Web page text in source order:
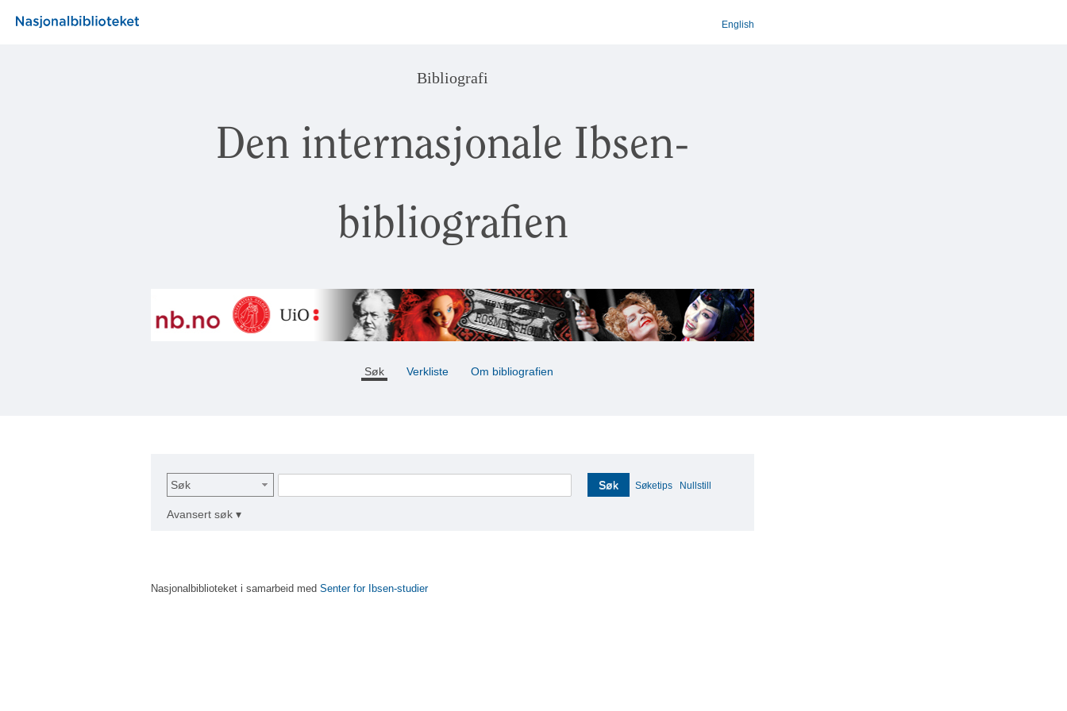
English
Bibliografi
Den internasjonale Ibsen-
bibliografien
Søk Verkliste Om bibliografien
Søk Søk Søketips Nullstill
Avansert søk ▾
Nasjonalbiblioteket i samarbeid med Senter for Ibsen-studier